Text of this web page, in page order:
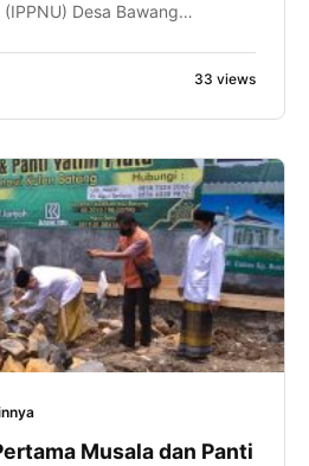
Desa Bawang
terlihat antusias dan
[…]
33 views
Musala dan Panti